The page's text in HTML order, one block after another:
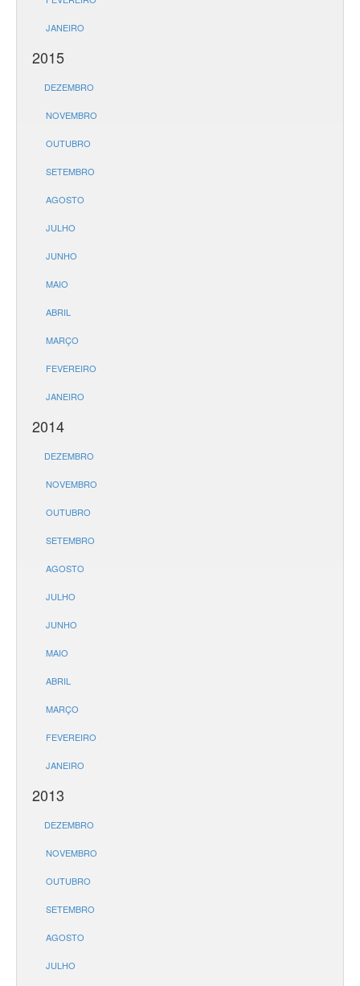
JANEIRO
2015
DEZEMBRO
NOVEMBRO
OUTUBRO
SETEMBRO
AGOSTO
JULHO
JUNHO
MAIO
ABRIL
MARÇO
FEVEREIRO
JANEIRO
2014
DEZEMBRO
NOVEMBRO
OUTUBRO
SETEMBRO
AGOSTO
JULHO
JUNHO
MAIO
ABRIL
MARÇO
FEVEREIRO
JANEIRO
2013
DEZEMBRO
NOVEMBRO
OUTUBRO
SETEMBRO
AGOSTO
JULHO